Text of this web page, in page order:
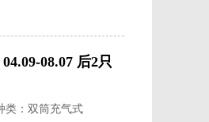
08.07 后2只
类：双筒充气式